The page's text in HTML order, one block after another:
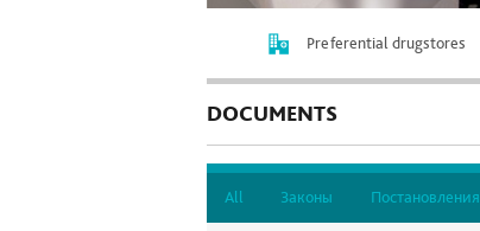
Preferential drugstores
DOCUMENTS
All Законы Постановления